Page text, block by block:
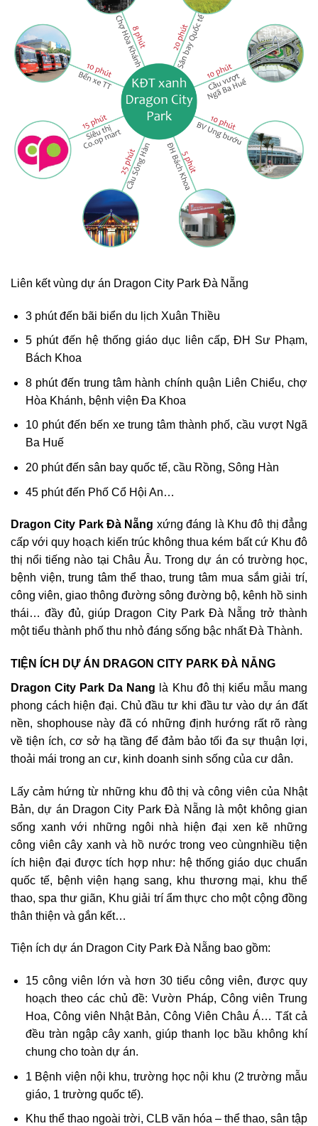
Liên kết vùng dự án Dragon City Park Đà Nẵng
3 phút đến bãi biển du lịch Xuân Thiều
5 phút đến hệ thống giáo dục liên cấp, ĐH Sư Phạm,
Bách Khoa
8 phút đến trung tâm hành chính quận Liên Chiểu, chợ
Hòa Khánh, bệnh viện Đa Khoa
10 phút đến bến xe trung tâm thành phố, cầu vượt Ngã
Ba Huế
20 phút đến sân bay quốc tế, cầu Rồng, Sông Hàn
45 phút đến Phố Cổ Hội An…
Dragon City Park Đà Nẵng xứng đáng là Khu đô thị đẳng
cấp với quy hoạch kiến trúc không thua kém bất cứ Khu đô
thị nổi tiếng nào tại Châu Âu. Trong dự án có trường học,
bệnh viện, trung tâm thể thao, trung tâm mua sắm giải trí,
công viên, giao thông đường sông đường bộ, kênh hồ sinh
thái… đầy đủ, giúp Dragon City Park Đà Nẵng trở thành
một tiểu thành phố thu nhỏ đáng sống bậc nhất Đà Thành.
TIỆN ÍCH DỰ ÁN DRAGON CITY PARK ĐÀ NẴNG
Dragon City Park Da Nang là Khu đô thị kiểu mẫu mang
phong cách hiện đại. Chủ đầu tư khi đầu tư vào dự án đất
nền, shophouse này đã có những định hướng rất rõ ràng
về tiện ích, cơ sở hạ tầng để đảm bảo tối đa sự thuận lợi,
thoải mái trong an cư, kinh doanh sinh sống của cư dân.
Lấy cảm hứng từ những khu đô thị và công viên của Nhật
Bản, dự án Dragon City Park Đà Nẵng là một không gian
sống xanh với những ngôi nhà hiện đại xen kẽ những
công viên cây xanh và hồ nước trong veo cùngnhiều tiện
ích hiện đại được tích hợp như: hệ thống giáo dục chuẩn
quốc tế, bệnh viện hạng sang, khu thương mại, khu thể
thao, spa thư giãn, Khu giải trí ẩm thực cho một cộng đồng
thân thiện và gắn kết…
Tiện ích dự án Dragon City Park Đà Nẵng bao gồm:
15 công viên lớn và hơn 30 tiểu công viên, được quy
hoạch theo các chủ đề: Vườn Pháp, Công viên Trung
Hoa, Công viên Nhật Bản, Công Viên Châu Á… Tất cả
đều tràn ngập cây xanh, giúp thanh lọc bầu không khí
chung cho toàn dự án.
1 Bệnh viện nội khu, trường học nội khu (2 trường mẫu
giáo, 1 trường quốc tế).
Khu thể thao ngoài trời, CLB văn hóa – thể thao, sân tập